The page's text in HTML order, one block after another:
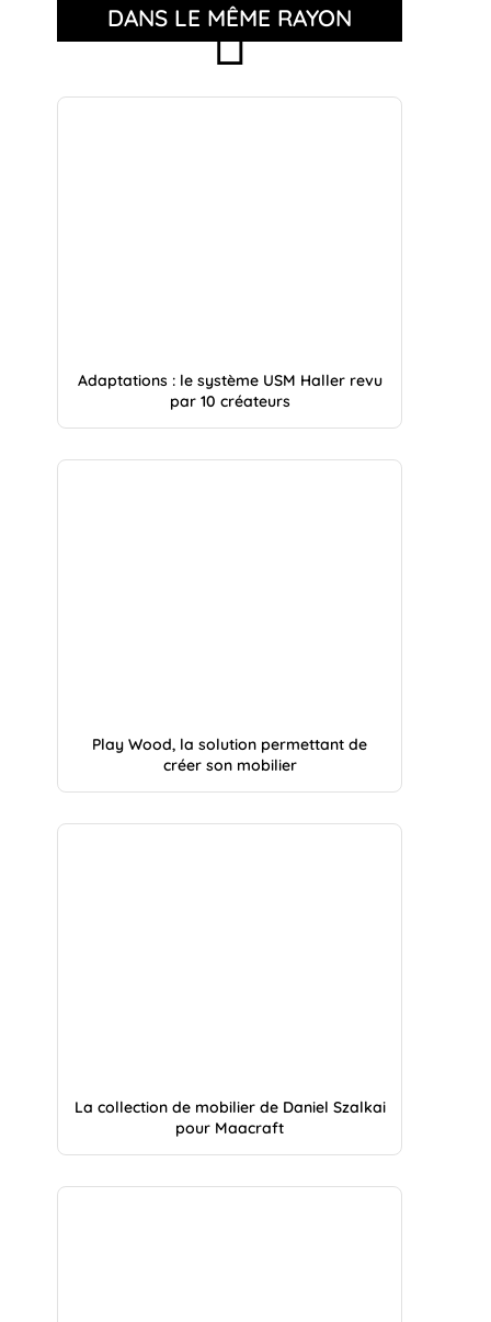
DANS LE MÊME RAYON
Adaptations : le système USM Haller revu
par 10 créateurs
Play Wood, la solution permettant de
créer son mobilier
La collection de mobilier de Daniel Szalkai
pour Maacraft